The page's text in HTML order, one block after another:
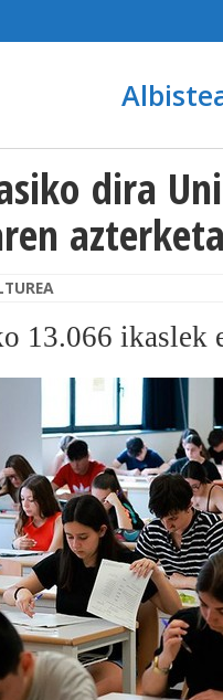
dira
13.066 ikaslek